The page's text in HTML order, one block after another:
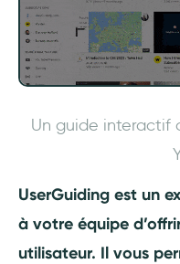
Un guide interactif
UserGuiding est un
à votre équipe
utilisateur. Il vous